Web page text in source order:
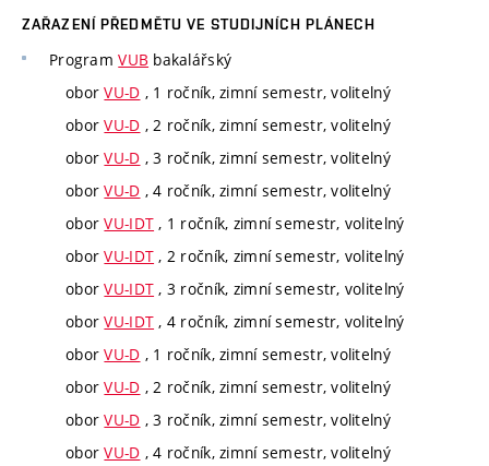
ZAŘAZENÍ PŘEDMĚTU VE STUDIJNÍCH PLÁNECH
ProgramVUB bakalářský
oborVU-D , 1 ročník, zimní semestr, volitelný
oborVU-D , 2 ročník, zimní semestr, volitelný
oborVU-D , 3 ročník, zimní semestr, volitelný
oborVU-D , 4 ročník, zimní semestr, volitelný
oborVU-IDT , 1 ročník, zimní semestr, volitelný
oborVU-IDT , 2 ročník, zimní semestr, volitelný
oborVU-IDT , 3 ročník, zimní semestr, volitelný
oborVU-IDT , 4 ročník, zimní semestr, volitelný
oborVU-D , 1 ročník, zimní semestr, volitelný
oborVU-D , 2 ročník, zimní semestr, volitelný
oborVU-D , 3 ročník, zimní semestr, volitelný
oborVU-D , 4 ročník, zimní semestr, volitelný